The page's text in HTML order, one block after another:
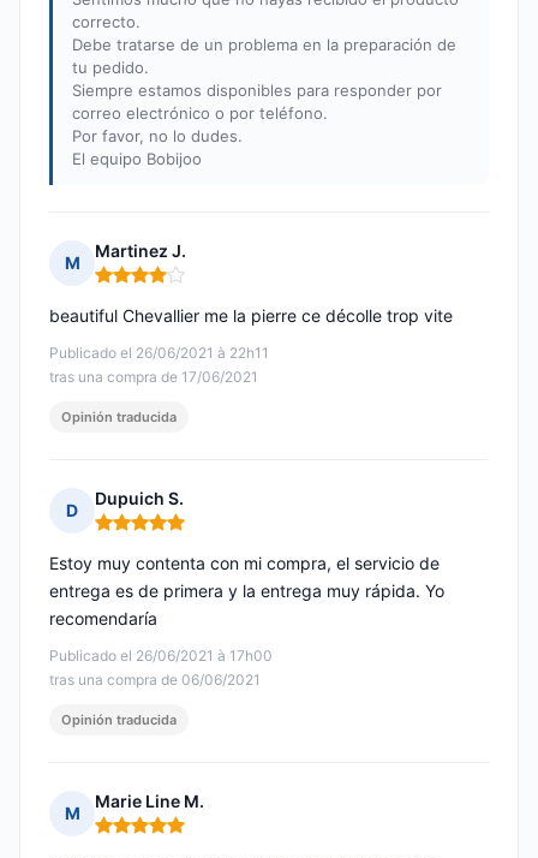
correcto.
Debe tratarse de un problema en la preparación de
tu pedido.
Siempre estamos disponibles para responder por
correo electrónico o por teléfono.
Por favor, no lo dudes.
El equipo Bobijoo
M
Martinez J.
Nota: 4 de 5
Publicado el 26/06/2021 à 22h11
tras una compra de 17/06/2021
beautiful Chevallier me la pierre ce décolle trop vite
Opinión traducida
D
Dupuich S.
Nota: 5 de 5
Publicado el 26/06/2021 à 17h00
tras una compra de 06/06/2021
Estoy muy contenta con mi compra, el servicio de
entrega es de primera y la entrega muy rápida. Yo
recomendaría
Opinión traducida
M
Marie Line M.
Nota: 5 de 5